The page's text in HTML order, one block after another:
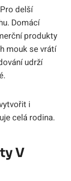
delší
Domácí
produkty
mouk se vrátí
udrží
i
celá rodina.
V